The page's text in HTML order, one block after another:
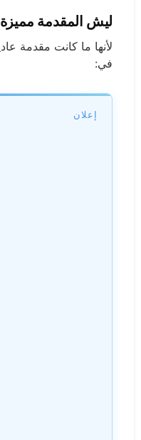
ليش المقدمة
لأنها ما كانت مقدمة
في:
إعلان